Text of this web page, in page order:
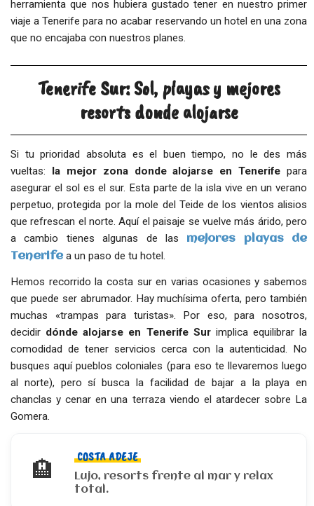
herramienta que nos hubiera gustado tener en nuestro primer
viaje a Tenerife para no acabar reservando un hotel en una zona
que no encajaba con nuestros planes.
Tenerife Sur: Sol, playas y mejores
resorts donde alojarse
Si tu prioridad absoluta es el buen tiempo, no le des más
vueltas: la mejor zona donde alojarse en Tenerife para
asegurar el sol es el sur. Esta parte de la isla vive en un verano
perpetuo, protegida por la mole del Teide de los vientos alisios
que refrescan el norte. Aquí el paisaje se vuelve más árido, pero
a cambio tienes algunas de las mejores playas de
Tenerife a un paso de tu hotel.
Hemos recorrido la costa sur en varias ocasiones y sabemos
que puede ser abrumador. Hay muchísima oferta, pero también
muchas «trampas para turistas». Por eso, para nosotros,
decidir dónde alojarse en Tenerife Surimplica equilibrar la
comodidad de tener servicios cerca con la autenticidad. No
busques aquí pueblos coloniales (para eso te llevaremos luego
al norte), pero sí busca la facilidad de bajar a la playa en
chanclas y cenar en una terraza viendo el atardecer sobre La
Gomera.
🏨
COSTA ADEJE
Lujo, resorts frente al mar y relax
total.